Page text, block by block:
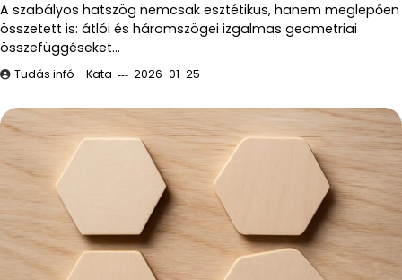
A szabályos hatszög nemcsak esztétikus, hanem meglepően
összetett is: átlói és háromszögei izgalmas geometriai
összefüggéseket…
Tudás infó - Kata 2026-01-25